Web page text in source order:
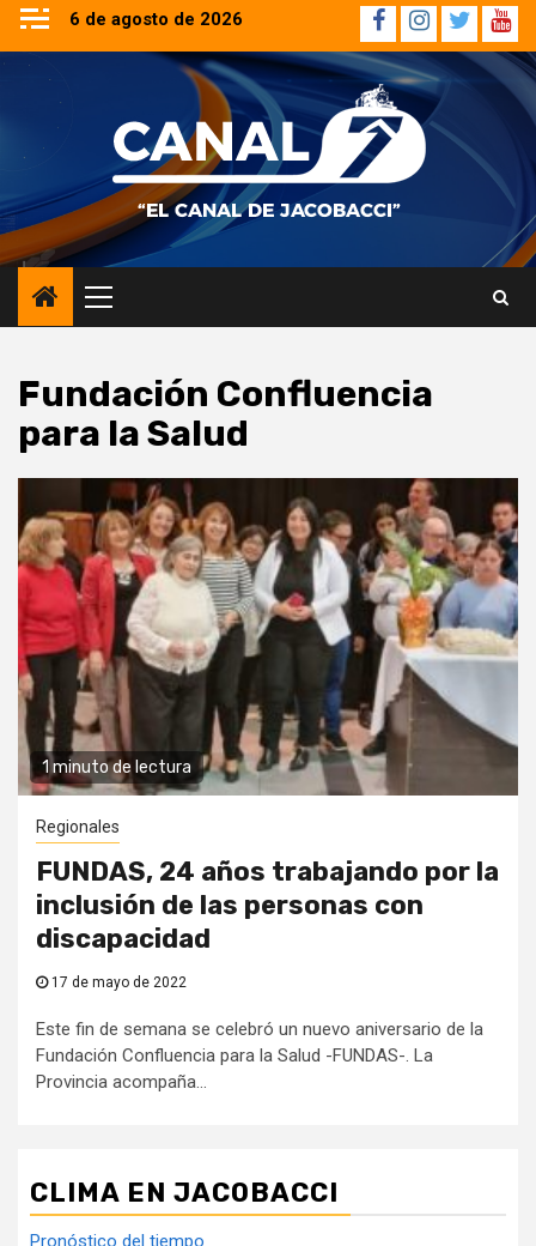
Saltar
contenido
6 de agosto de 2026 Facebook
Instagram
Twitter
Menú
principal
Fundación Confluencia
para la Salud
1 minuto de lectura
Regionales
FUNDAS, 24 años trabajando por la
inclusión de las personas con
discapacidad
17 de mayo de 2022
Este fin de semana se celebró un nuevo aniversario de la
Fundación Confluencia para la Salud -FUNDAS-. La
Provincia acompaña...
CLIMA EN JACOBACCI
Pronóstico del tiempo